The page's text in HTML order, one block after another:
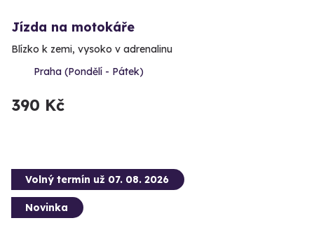
Jízda na motokáře
Blízko k zemi, vysoko v adrenalinu
Praha (Pondělí - Pátek)
390 Kč
Volný termín už 07. 08. 2026
Novinka